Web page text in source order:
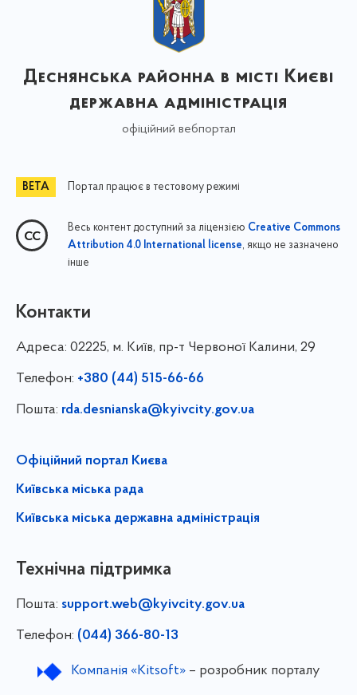
Деснянська районна в місті Києві
державна адміністрація
офіційний вебпортал
Портал працює в тестовому режимі
Весь контент доступний за ліцензією Creative Commons
Attribution 4.0 International license, якщо не зазначено
інше
Контакти
Адреса: 02225, м. Київ, пр-т Червоної Калини, 29
Телефон: +380 (44) 515-66-66
Пошта: rda.desnianska@kyivcity.gov.ua
Офіційний портал Києва
Київська міська рада
Київська міська державна адміністрація
Технічна підтримка
Пошта: support.web@kyivcity.gov.ua
Телефон: (044) 366-80-13
Компанія «Kitsoft»– розробник порталу